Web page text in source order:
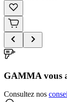
GAMMA vous
Consultez nos